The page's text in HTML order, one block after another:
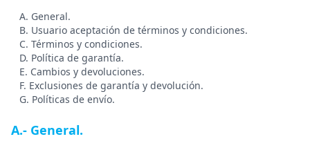
A. General.
B. Usuario aceptación de términos y condiciones.
C. Términos y condiciones.
D. Política de garantía.
E. Cambios y devoluciones.
F. Exclusiones de garantía y devolución.
G. Políticas de envío.
A.- General.